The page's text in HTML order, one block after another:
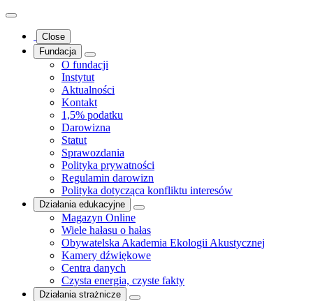
Close
Fundacja
O fundacji
Instytut
Aktualności
Kontakt
1,5% podatku
Darowizna
Statut
Sprawozdania
Polityka prywatności
Regulamin darowizn
Polityka dotycząca konfliktu interesów
Działania edukacyjne
Magazyn Online
Wiele hałasu o hałas
Obywatelska Akademia Ekologii Akustycznej
Kamery dźwiękowe
Centra danych
Czysta energia, czyste fakty
Działania strażnicze